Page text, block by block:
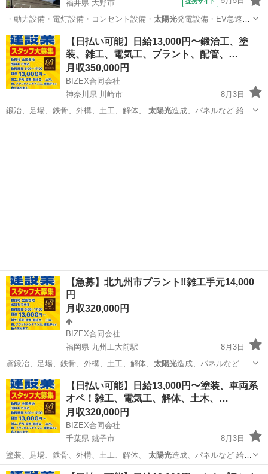
福井県 大野市
・動力設備・電灯設備・コンセント設備・ 太陽光発電設備・EV急速充
電設備 ◆空調設…
福井 大野市 その他
【日払い可能】日給13,000円〜鍛治工、塗
装、雑工、電気工、プラント、配管、…
月収350,000円
BIZEX合同会社
神奈川県 川崎市
8月3日
鍛冶、足場、鉄骨、外構、土工、解体、 太陽光造成、パネルなど 給
【急募】北九州市プラント‼️雑工手元14,000
円
月収320,000円
BIZEX合同会社
福岡県 九州工大前駅
8月3日
鳶鍛冶、足場、鉄骨、外構、土工、解体、 太陽光造成、パネルなど 未
経験者13,00…
福岡 北九州市 九州工大前駅 未経験
【日払い可能】日給13,000円〜塗装、車両系
オペ！雑工、電気工、解体、土木、…
月収320,000円
BIZEX合同会社
千葉県 銚子市
8月3日
塗装、足場、鉄骨、外構、土工、解体、 太陽光造成、パネルなど 給
料、未経験者13…
千葉 銚子市 その他 協力会社